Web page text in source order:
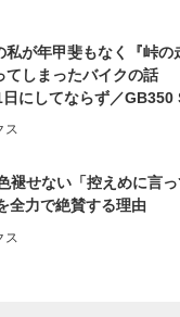
私が年甲斐もなく『峠の
てしまったバイクの話
日にしてならず／GB350
前編】
ス
褪せない「控えめに言っ
全力で絶賛する理由
ス